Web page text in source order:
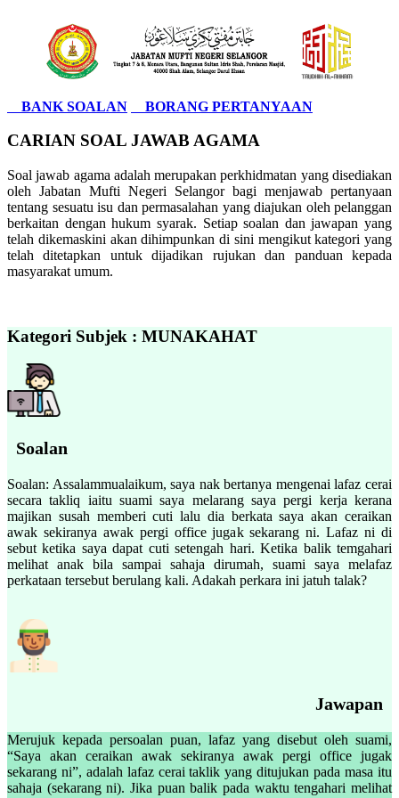
BANK SOALAN BORANG PERTANYAAN
CARIAN SOAL JAWAB AGAMA
Soal jawab agama adalah merupakan perkhidmatan yang disediakan
oleh Jabatan Mufti Negeri Selangor bagi menjawab pertanyaan
tentang sesuatu isu dan permasalahan yang diajukan oleh pelanggan
berkaitan dengan hukum syarak. Setiap soalan dan jawapan yang
telah dikemaskini akan dihimpunkan di sini mengikut kategori yang
telah ditetapkan untuk dijadikan rujukan dan panduan kepada
masyarakat umum.
Kategori Subjek : MUNAKAHAT
Soalan
Soalan: Assalammualaikum, saya nak bertanya mengenai lafaz cerai
secara takliq iaitu suami saya melarang saya pergi kerja kerana
majikan susah memberi cuti lalu dia berkata saya akan ceraikan
awak sekiranya awak pergi office jugak sekarang ni. Lafaz ni di
sebut ketika saya dapat cuti setengah hari. Ketika balik temgahari
melihat anak bila sampai sahaja dirumah, suami saya melafaz
perkataan tersebut berulang kali. Adakah perkara ini jatuh talak?
Jawapan
Merujuk kepada persoalan puan, lafaz yang disebut oleh suami,
“Saya akan ceraikan awak sekiranya awak pergi office jugak
sekarang ni”, adalah lafaz cerai taklik yang ditujukan pada masa itu
sahaja (sekarang ni). Jika puan balik pada waktu tengahari melihat